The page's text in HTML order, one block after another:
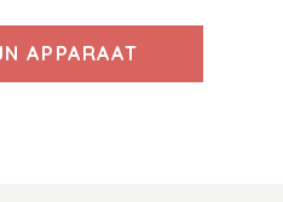
APPARAAT